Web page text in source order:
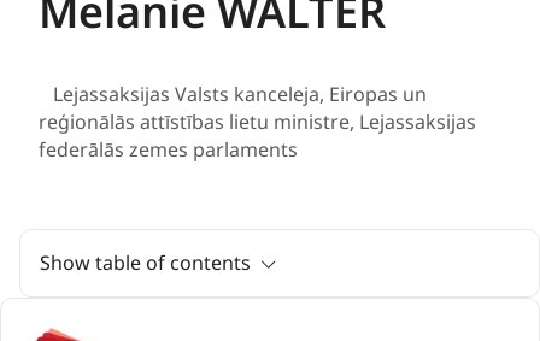
Vācija
Lejassaksijas Valsts kanceleja, Eiropas un
reģionālās attīstības lietu ministre, Lejassaksijas
federālās zemes parlaments
Show table of contents